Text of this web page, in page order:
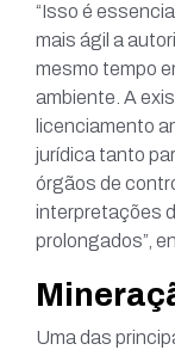
“Isso é
mais ágil a
mesmo tempo
ambiente. A
licenciamento
jurídica tanto
órgãos de
interpretações
prolongados”,
Uma das